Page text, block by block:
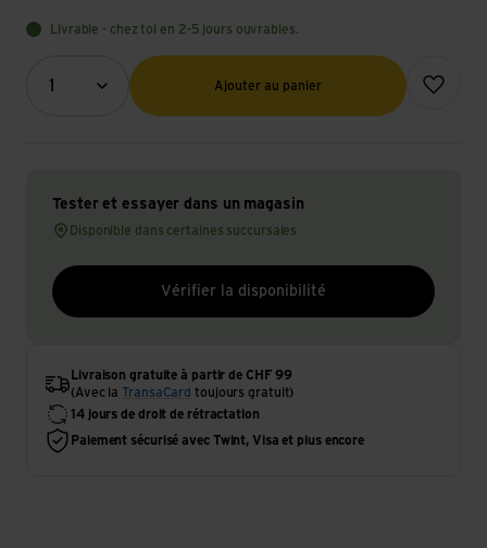
Livrable - chez toi en 2-5 jours ouvrables.
1
Quantité (optionnel)
Ajouter au panier
Ajouter à
Tester et essayer dans un magasin
Disponible dans certaines succursales
Vérifier la disponibilité
Livraison gratuite à partir de CHF 99
(Avec la
TransaCard toujours gratuit)
14 jours de droit de rétractation
Paiement sécurisé avec Twint, Visa et plus encore